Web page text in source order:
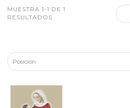
MUESTRA 1-1 DE 1
RESULTADOS